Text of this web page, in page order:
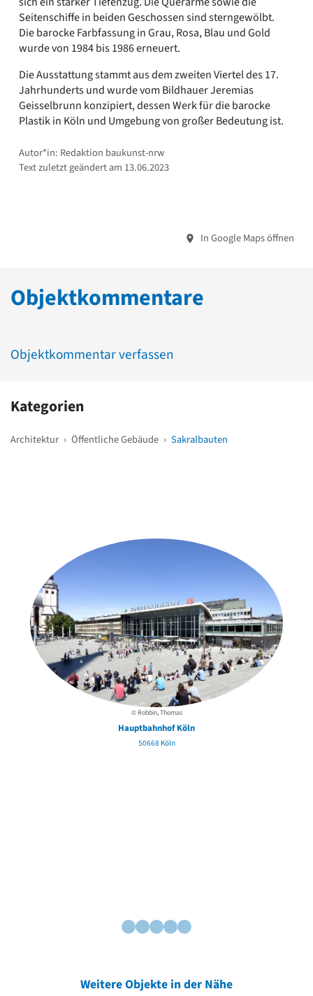
Seitenschiffe in beiden Geschossen sind sterngewölbt.
Die barocke Farbfassung in Grau, Rosa, Blau und Gold
wurde von 1984 bis 1986 erneuert.
Die Ausstattung stammt aus dem zweiten Viertel des 17.
Jahrhunderts und wurde vom Bildhauer Jeremias
Geisselbrunn konzipiert, dessen Werk für die barocke
Plastik in Köln und Umgebung von großer Bedeutung ist.
Autor*in: Redaktion baukunst-nrw
Text zuletzt geändert am 13.06.2023
In Google Maps öffnen
Objektkommentare
Objektkommentar verfassen
Kategorien
Architektur › Öffentliche Gebäude › Sakralbauten
© Robbin, Thomas
Hauptbahnhof Köln
50668 Köln
Weitere Objekte in der Nähe